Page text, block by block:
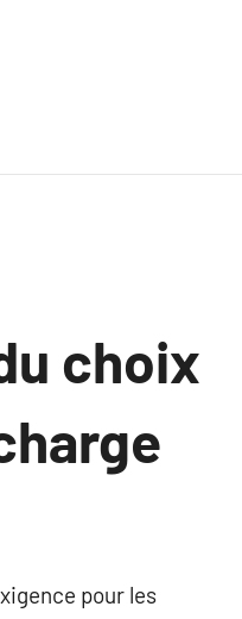
choix
pour les